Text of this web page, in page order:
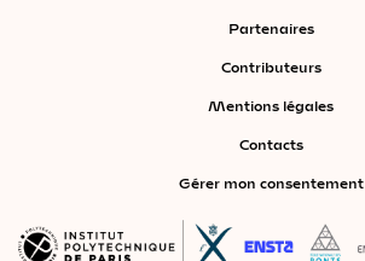
Partenaires
Contributeurs
Mentions légales
Contacts
Gérer mon consentement